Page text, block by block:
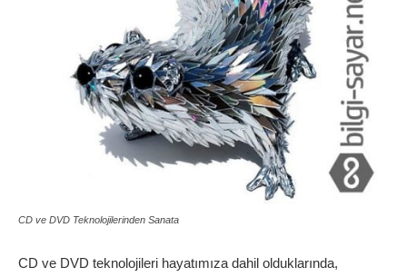
CD ve DVD Teknolojilerinden Sanata
CD ve DVD teknolojileri hayatımıza dahil olduklarında,